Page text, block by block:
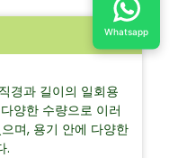
경과 길이의 일회용
양한 수량으로 이러
며, 용기 안에 다양한
.
Whatsapp